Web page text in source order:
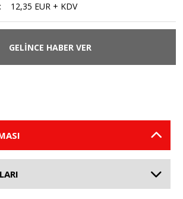
12,35 EUR + KDV
GELİNCE HABER VER